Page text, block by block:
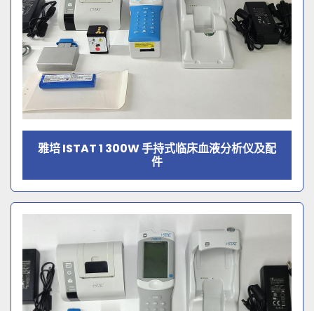
雅培 ISTAT 1 300W 手持式临床血液分析仪及配
件